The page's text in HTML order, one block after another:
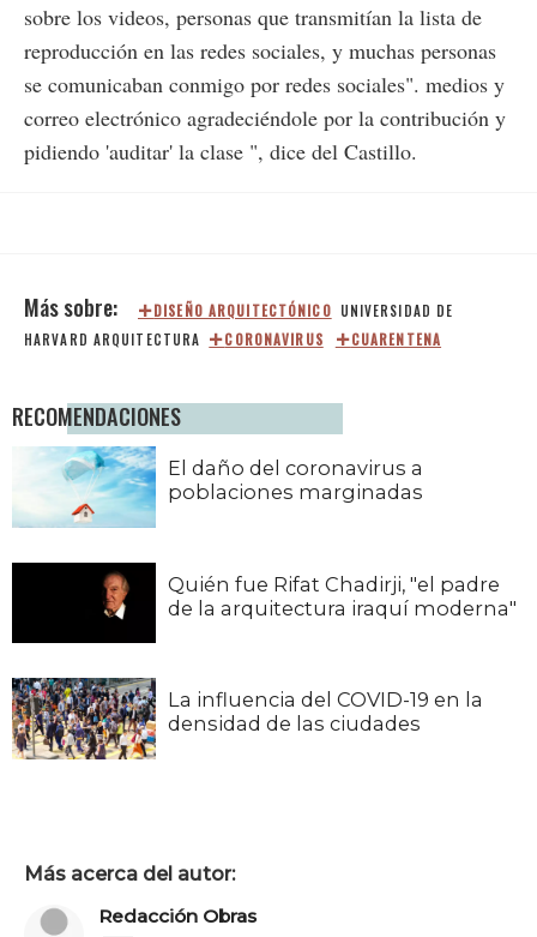
sobre los videos, personas que transmitían la lista de
reproducción en las redes sociales, y muchas personas
se comunicaban conmigo por redes sociales". medios y
correo electrónico agradeciéndole por la contribución y
pidiendo 'auditar' la clase ", dice del Castillo.
DISEÑO ARQUITECTÓNICO UNIVERSIDAD DE
HARVARD ARQUITECTURA CORONAVIRUS CUARENTENA
RECOMENDACIONES
El daño del coronavirus a
poblaciones marginadas
Quién fue Rifat Chadirji, "el padre
de la arquitectura iraquí moderna"
La influencia del COVID-19 en la
densidad de las ciudades
Más acerca del autor:
Redacción Obras